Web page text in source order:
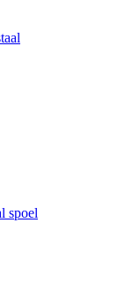
spoel